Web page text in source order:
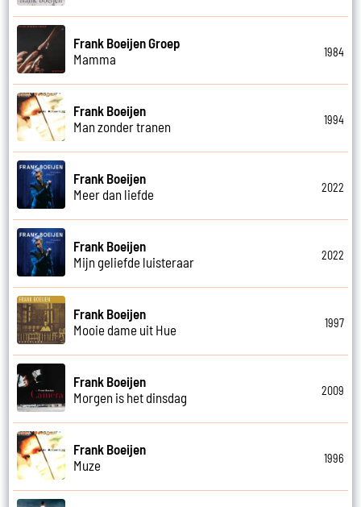
Frank Boeijen Groep
Mamma
1984
Frank Boeijen
Man zonder tranen
1994
Frank Boeijen
Meer dan liefde
2022
Frank Boeijen
Mijn geliefde luisteraar
2022
Frank Boeijen
Mooie dame uit Hue
1997
Frank Boeijen
Morgen is het dinsdag
2009
Frank Boeijen
Muze
1996